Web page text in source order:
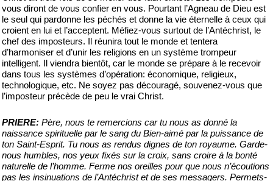
vous diront de vous confier en vous. Pourtant l’Agneau de Dieu est
le seul qui pardonne les péchés et donne la vie éternelle à ceux qui
croient en lui et l’acceptent. Méfiez-vous surtout de l’Antéchrist, le
chef des imposteurs. Il réunira tout le monde et tentera
d’harmoniser et d’unir les religions en un système trompeur
intelligent. Il viendra bientôt, car le monde se prépare à le recevoir
dans tous les systèmes d’opération: économique, religieux,
technologique, etc. Ne soyez pas découragé, souvenez-vous que
l’imposteur précède de peu le vrai Christ.
PRIERE: Père, nous te remercions car tu nous as donné la
naissance spirituelle par le sang du Bien-aimé par la puissance de
ton Saint-Esprit. Tu nous as rendus dignes de ton royaume. Garde-
nous humbles, nos yeux fixés sur la croix, sans croire à la bonté
naturelle de l’homme. Ferme nos oreilles pour que nous n’écoutions
pas les insinuations de l’Antéchrist et de ses messagers. Permets-